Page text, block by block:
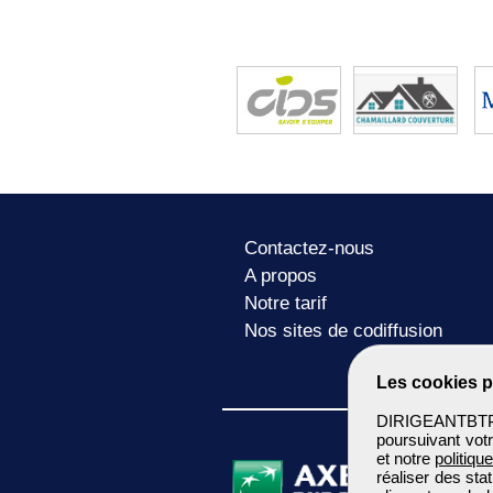
Les cookies
poursuivant
et notre
réaliser des
Contactez-nous
A propos
Notre tarif
Nos sites de codiffusion